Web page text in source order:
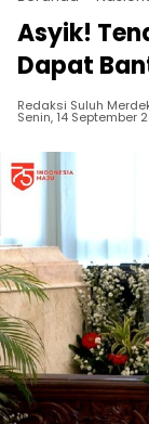
Asyik!
Dapat
Redaksi Suluh
Senin, 14 September